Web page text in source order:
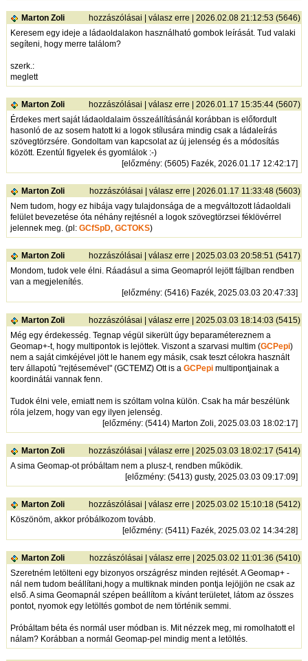
Marton Zoli hozzászólásai |válasz erre | 2026.02.08 21:12:53 (5646)
Keresem egy ideje a ládaoldalakon használható gombok leírását. Tud valaki
segíteni, hogy merre találom?
szerk.:
meglett
Marton Zoli hozzászólásai |válasz erre | 2026.01.17 15:35:44 (5607)
Érdekes mert saját ládaoldalaim összeállításánál korábban is előfordult
hasonló de az sosem hatott ki a logok stílusára mindig csak a ládaleírás
szövegtörzsére. Gondoltam van kapcsolat az új jelenség és a módosítás
között. Ezentúl figyelek és gyomlálok :-)
[előzmény: (5605) Fazék, 2026.01.17 12:42:17]
Marton Zoli hozzászólásai |válasz erre | 2026.01.17 11:33:48 (5603)
Nem tudom, hogy ez hibája vagy tulajdonsága de a megváltozott ládaoldali
felület bevezetése óta néhány rejtésnél a logok szövegtörzsei féklövérrel
jelennek meg. (pl:GCfSpD,GCTOKS)
Marton Zoli hozzászólásai |válasz erre | 2025.03.03 20:58:51 (5417)
Mondom, tudok vele élni. Ráadásul a sima Geomapról lejött fájlban rendben
van a megjelenítés.
[előzmény: (5416) Fazék, 2025.03.03 20:47:33]
Marton Zoli hozzászólásai |válasz erre | 2025.03.03 18:14:03 (5415)
Még egy érdekesség. Tegnap végül sikerült úgy beparamétereznem a
Geomap+-t, hogy multipontok is lejöttek. Viszont a szarvasi multim (GCPepi)
nem a saját cimkéjével jött le hanem egy másik, csak teszt célokra használt
terv állapotú "rejtésemével" (GCTEMZ) Ott is aGCPepi multipontjainak a
koordinátái vannak fenn.
Tudok élni vele, emiatt nem is szóltam volna külön. Csak ha már beszélünk
róla jelzem, hogy van egy ilyen jelenség.
[előzmény: (5414) Marton Zoli, 2025.03.03 18:02:17]
Marton Zoli hozzászólásai |válasz erre | 2025.03.03 18:02:17 (5414)
A sima Geomap-ot próbáltam nem a plusz-t, rendben működik.
[előzmény: (5413) gusty, 2025.03.03 09:17:09]
Marton Zoli hozzászólásai |válasz erre | 2025.03.02 15:10:18 (5412)
Köszönöm, akkor próbálkozom tovább.
[előzmény: (5411) Fazék, 2025.03.02 14:34:28]
Marton Zoli hozzászólásai |válasz erre | 2025.03.02 11:01:36 (5410)
Szeretném letölteni egy bizonyos országrész minden rejtését. A Geomap+ -
nál nem tudom beállítani,hogy a multiknak minden pontja lejöjjön ne csak az
első. A sima Geomapnál szépen beállítom a kívánt területet, látom az összes
pontot, nyomok egy letöltés gombot de nem történik semmi.
Próbáltam béta és normál user módban is. Mit nézzek meg, mi romolhatott el
nálam? Korábban a normál Geomap-pel mindig ment a letöltés.